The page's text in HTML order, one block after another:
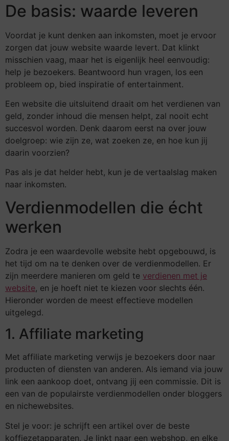
De basis: waarde leveren
Voordat je kunt denken aan inkomsten, moet je ervoor
zorgen dat jouw website waarde levert. Dat klinkt
misschien vaag, maar het is eigenlijk heel eenvoudig:
help je bezoekers. Beantwoord hun vragen, los een
probleem op, bied inspiratie of entertainment.
Een website die uitsluitend draait om het verdienen van
geld, zonder inhoud die mensen helpt, zal nooit echt
succesvol worden. Denk daarom eerst na over jouw
doelgroep: wie zijn ze, wat zoeken ze, en hoe kun jij
daarin voorzien?
Pas als je dat helder hebt, kun je de vertaalslag maken
naar inkomsten.
Verdienmodellen die écht
werken
Zodra je een waardevolle website hebt opgebouwd, is
het tijd om na te denken over de verdienmodellen. Er
zijn meerdere manieren om geld te verdienen met je
website, en je hoeft niet te kiezen voor slechts één.
Hieronder worden de meest effectieve modellen
uitgelegd.
1. Affiliate marketing
Met affiliate marketing verwijs je bezoekers door naar
producten of diensten van anderen. Als iemand via jouw
link een aankoop doet, ontvang jij een commissie. Dit is
een van de populairste verdienmodellen onder bloggers
en nichewebsites.
Stel je voor: je schrijft een artikel over de beste
koffiezetapparaten. Je linkt naar een webshop, en elke